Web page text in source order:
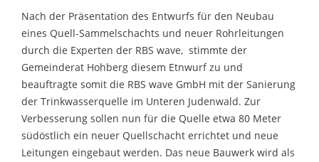
Nach der Präsentation des Entwurfs für den Neubau
eines Quell-Sammelschachts und neuer Rohrleitungen
durch die Experten der RBS wave, stimmte der
Gemeinderat Hohberg diesem Etnwurf zu und
beauftragte somit die RBS wave GmbH mit der Sanierung
der Trinkwasserquelle im Unteren Judenwald. Zur
Verbesserung sollen nun für die Quelle etwa 80 Meter
südöstlich ein neuer Quellschacht errichtet und neue
Leitungen eingebaut werden. Das neue Bauwerk wird als